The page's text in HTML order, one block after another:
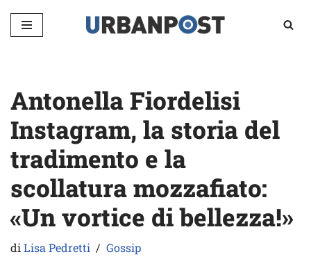
Vai
Antonella Fiordelisi
Instagram, la storia del
tradimento e la
scollatura mozzafiato:
«Un vortice di bellezza!»
diLisa Pedretti Gossip